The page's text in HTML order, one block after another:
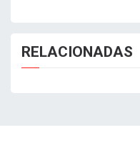
RELACIONADAS